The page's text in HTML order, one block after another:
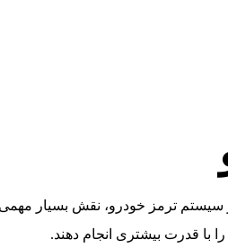
سیستم ترمز خودرو، نقش بسیار مهمی
با قدرت بیشتری انجام دهند.